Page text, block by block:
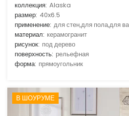
коллекция: Alaska
размер: 40x6.5
применение: для стен,для пола,для
материал: керамогранит
рисунок: под дерево
поверхность: рельефная
форма: прямоугольник
В ШОУРУМЕ